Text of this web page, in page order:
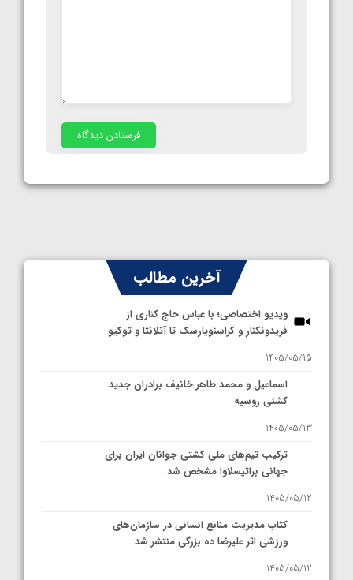
آخرین مطالب
ویدیو اختصاصی؛ با عباس حاج کناری از
فریدونکنار و کراسنویارسک تا آتلانتا و توکیو
1405/05/15
اسماعیل و محمد طاهر خانیف برادران جدید
کشتی روسیه
1405/05/13
ترکیب تیم‌های ملی کشتی جوانان ایران برای
جهانی براتیسلاوا مشخص شد
1405/05/12
کتاب مدیریت منابع انسانی در سازمان‌های
ورزشی اثر علیرضا ده بزرگی منتشر شد
1405/05/12